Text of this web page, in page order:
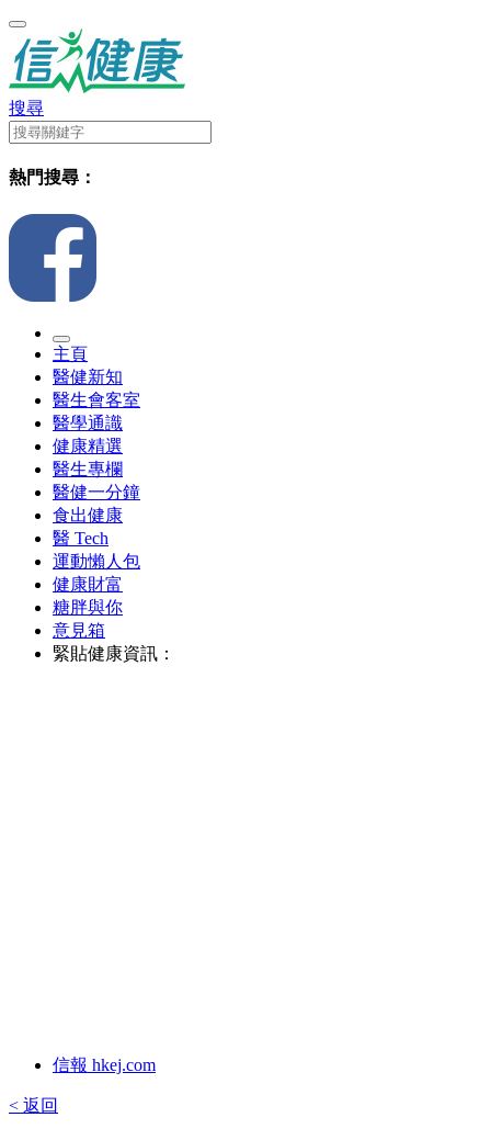
搜尋
熱門搜尋：
主頁
醫健新知
醫生會客室
醫學通識
健康精選
醫生專欄
醫健一分鐘
食出健康
醫 Tech
運動懶人包
健康財富
糖胖與你
意見箱
緊貼健康資訊：
信報 hkej.com
< 返回